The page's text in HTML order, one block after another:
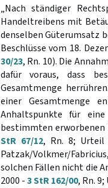
„Nach ständiger
Handeltreibens mit
denselben Güterumsatz
Beschlüsse vom 18.
30/23, Rn. 10). Die
dafür voraus, dass
Gesamtmenge
einer Gesamtmenge
Anhaltspunkte für
bestimmten erworbenen
StR 67/12, Rn. 8; Urteil
Patzak/Volkmer/
solchen Fällen nicht die
2000 -3 StR 162/00, Rn.